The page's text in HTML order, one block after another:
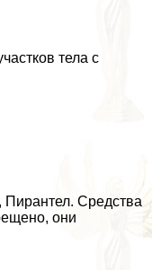
тела с
Пирантел. Средства
они